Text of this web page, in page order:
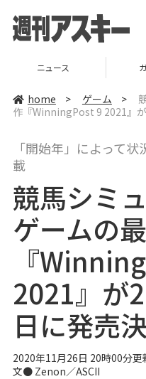
ニュース
home > ゲーム >
作『WinningPost 9 2021』
「開始年」によって
載
競馬シミ
ゲームの
『
2021』が
日に発売
2020年11月26日 20時00分更
文● Zenon／ASCII